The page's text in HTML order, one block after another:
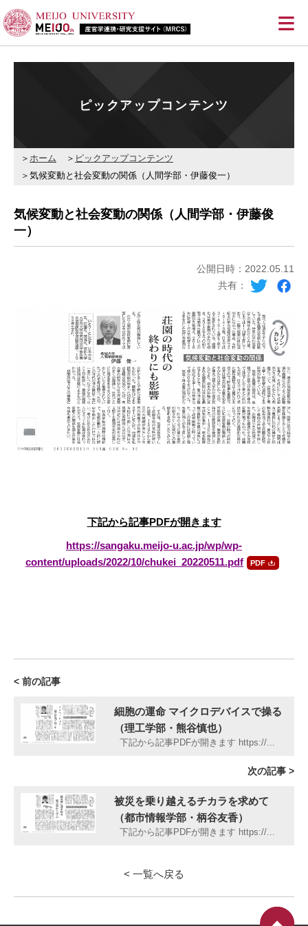
≡
ピックアップコンテンツ
ホーム
ピックアップコンテンツ
気候変動と社会変動の関係（人間学部・伊藤俊一）
気候変動と社会変動の関係（人間学部・伊藤俊
一）
公開日時：2022.05.11
共有：
下記から記事PDFが開きます
https://sangaku.meijo-u.ac.jp/wp/wp-
content/uploads/2022/10/chukei_20220511.pdf
< 前の記事
細胞の運命 マイクロデバイスで操る
（理工学部・熊谷慎也）
下記から記事PDFが開きます https://...
次の記事 >
被災を乗り越えるチカラを求めて
（都市情報学部・柄谷友香）
下記から記事PDFが開きます https://...
< 一覧へ戻る